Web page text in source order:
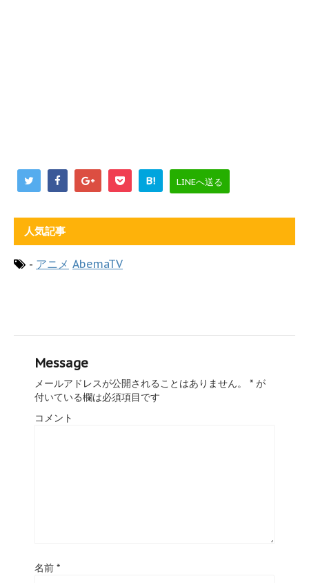
B! LINEへ送る
人気記事
- アニメ AbemaTV
Message
メールアドレスが公開されることはありません。 * が
付いている欄は必須項目です
コメント
名前 *